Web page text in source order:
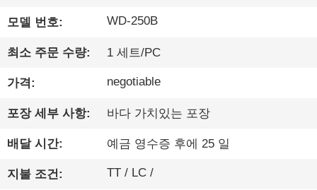
공
장
견
모델 번호: WD-250B
최소 주문 수량: 1 세트/PC
가격: negotiable
포장 세부 사항: 바다 가치있는 포장
배달 시간: 예금 영수증 후에 25 일
지불 조건: TT / LC /